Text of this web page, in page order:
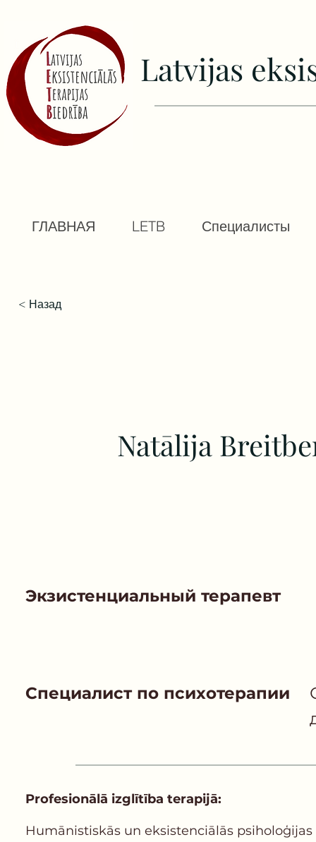
Latvijas
ГЛАВНАЯ LETB Специалисты
< Назад
Natālija
Экзистенциальный терапевт
Специалист по психотерапии
Profesionālā izglītība terapijā:
Humānistiskās un eksistenciālās